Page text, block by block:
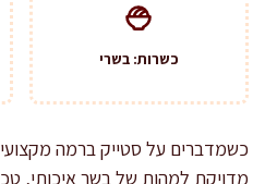
כשרות: בשרי
מדויקת למהות של בשר איכותי,